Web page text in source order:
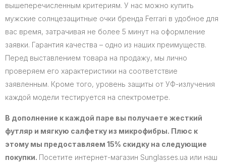
вышеперечисленным критериям. У нас можно купить
мужские солнцезащитные очки бренда Ferrari в удобное для
вас время, затрачивая не более 5 минут на оформление
заявки. Гарантия качества – одно из наших преимуществ.
Перед выставлением товара на продажу, мы лично
проверяем его характеристики на соответствие
заявленным. Кроме того, уровень защиты от УФ-излучения
каждой модели тестируется на спектрометре.
В дополнение к каждой паре вы получаете жесткий
футляр и мягкую салфетку из микрофибры. Плюс к
этому мы предоставляем 15% скидку на следующие
покупки. Посетите интернет-магазин Sunglasses.ua или наш